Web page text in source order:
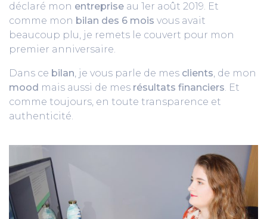
déclaré mon entreprise au 1er août 2019. Et
comme mon bilan des 6 mois vous avait
beaucoup plu, je remets le couvert pour mon
premier anniversaire.
Dans ce bilan, je vous parle de mes clients, de mon
mood mais aussi de mes résultats financiers. Et
comme toujours, en toute transparence et
authenticité.